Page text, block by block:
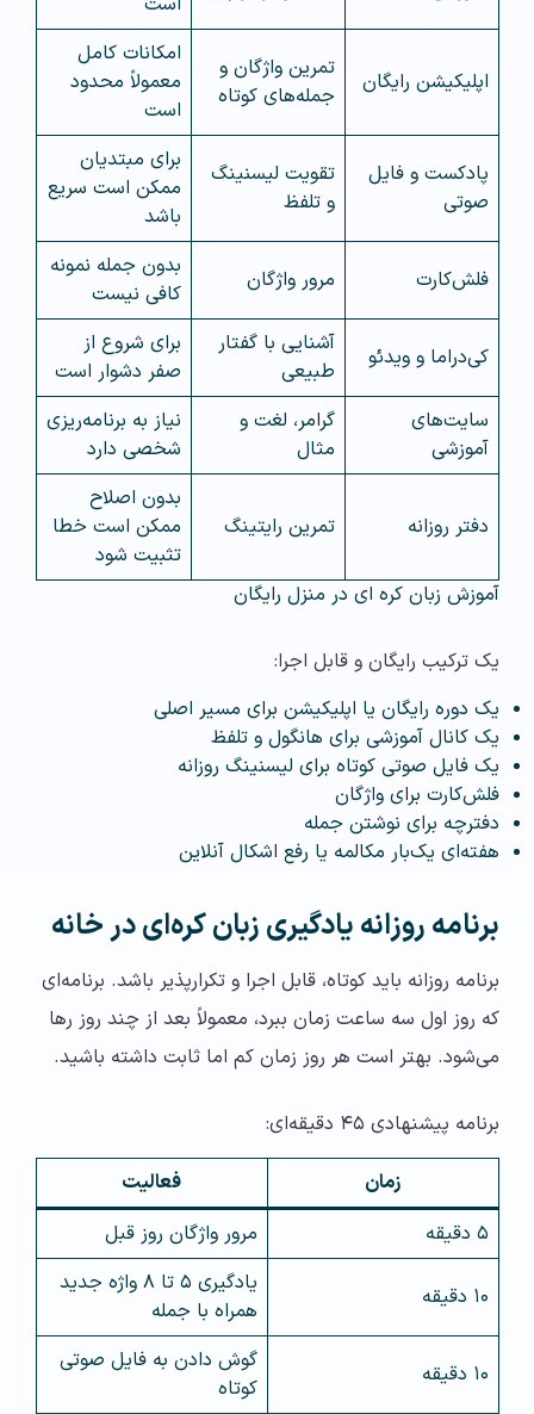
اپلیکیشن رایگان
تمرین واژگان و
جمله‌های کوتاه
امکانات کامل
معمولاً محدود
است
پادکست و فایل
صوتی
تقویت لیسنینگ
و تلفظ
برای مبتدیان
ممکن است سریع
باشد
فلش‌کارت مرور واژگان
بدون جمله نمونه
کافی نیست
کی‌دراما و ویدئو
آشنایی با گفتار
طبیعی
برای شروع از
صفر دشوار است
سایت‌های
آموزشی
گرامر، لغت و
مثال
نیاز به برنامه‌ریزی
شخصی دارد
دفتر روزانه تمرین رایتینگ
بدون اصلاح
ممکن است خطا
تثبیت شود
آموزش زبان کره‌ ای در منزل رایگان
یک ترکیب رایگان و قابل اجرا:
یک دوره رایگان یا اپلیکیشن برای مسیر اصلی
یک کانال آموزشی برای هانگول و تلفظ
یک فایل صوتی کوتاه برای لیسنینگ روزانه
فلش‌کارت برای واژگان
دفترچه برای نوشتن جمله
هفته‌ای یک‌بار مکالمه یا رفع اشکال آنلاین
برنامه روزانه یادگیری زبان کره‌ای در خانه
برنامه روزانه باید کوتاه، قابل اجرا و تکرارپذیر باشد. برنامه‌ای
که روز اول سه ساعت زمان ببرد، معمولاً بعد از چند روز رها
می‌شود. بهتر است هر روز زمان کم اما ثابت داشته باشید.
برنامه پیشنهادی ۴۵ دقیقه‌ای:
زمان
فعالیت
۵ دقیقه
مرور واژگان روز قبل
۱۰ دقیقه
یادگیری ۵ تا ۸ واژه جدید
همراه با جمله
۱۰ دقیقه
گوش دادن به فایل صوتی
کوتاه